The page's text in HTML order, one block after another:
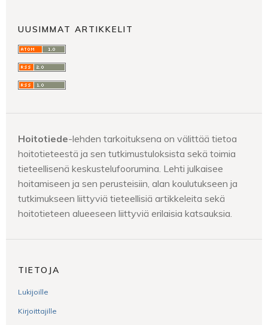
UUSIMMAT ARTIKKELIT
Hoitotiede-lehden tarkoituksena on välittää tietoa
hoitotieteestä ja sen tutkimustuloksista sekä toimia
tieteellisenä keskustelufoorumina. Lehti julkaisee
hoitamiseen ja sen perusteisiin, alan koulutukseen ja
tutkimukseen liittyviä tieteellisiä artikkeleita sekä
hoitotieteen alueeseen liittyviä erilaisia katsauksia.
TIETOJA
Lukijoille
Kirjoittajille